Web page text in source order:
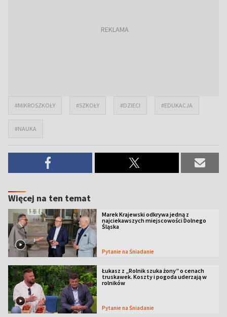
#MIKROSZKOŁY #SZKOŁY #DZIECI #EDUKACJA
#NAUKA
Więcej na ten temat
Marek Krajewski odkrywa jedną z
najciekawszych miejscowości Dolnego
Śląska
Pytanie na Śniadanie
Łukasz z „Rolnik szuka żony” o cenach
truskawek. Koszty i pogoda uderzają w
rolników
Pytanie na Śniadanie